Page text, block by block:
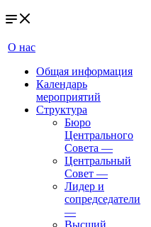
О нас
Общая информация
Календарь
мероприятий
Структура
Бюро
Центрального
Совета —
Центральный
Совет —
Лидер и
сопредседатели
—
Высший